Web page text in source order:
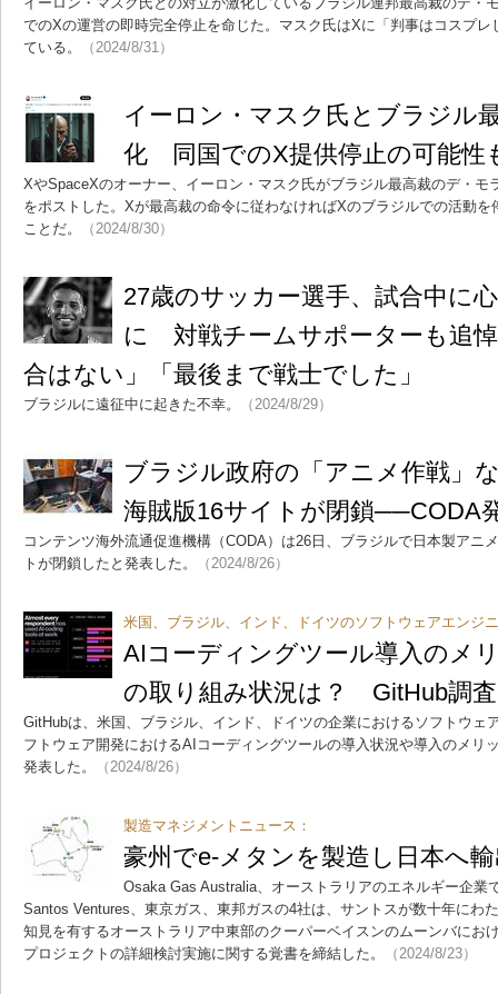
でのXの運営の即時完全停止を命じた。マスク氏はXに「判事はコスプ
ている。
（2024/8/31）
イーロン・マスク氏とブラジル
化 同国でのX提供停止の可能性
XやSpaceXのオーナー、イーロン・マスク氏がブラジル最高裁のデ・モ
をポストした。Xが最高裁の命令に従わなければXのブラジルでの活動
ことだ。
（2024/8/30）
27歳のサッカー選手、試合中に
に 対戦チームサポーターも追
合はない」「最後まで戦士でした」
ブラジルに遠征中に起きた不幸。 （2024/8/29）
ブラジル政府の「アニメ作戦」
海賊版16サイトが閉鎖──CODA
コンテンツ海外流通促進機構（CODA）は26日、ブラジルで日本製アニ
トが閉鎖したと発表した。
（2024/8/26）
米国、ブラジル、インド、ドイツのソフトウェアエンジ
AIコーディングツール導入のメ
の取り組み状況は？ GitHub調査
GitHubは、米国、ブラジル、インド、ドイツの企業におけるソフトウェ
フトウェア開発におけるAIコーディングツールの導入状況や導入のメリ
発表した。
（2024/8/26）
製造マネジメントニュース：
豪州でe-メタンを製造し日本へ
Osaka Gas Australia、オーストラリアのエネルギー企業
Santos Ventures、東京ガス、東邦ガスの4社は、サントスが数十年にわ
知見を有するオーストラリア中東部のクーパーベイスンのムーンバにお
プロジェクトの詳細検討実施に関する覚書を締結した。
（2024/8/23）